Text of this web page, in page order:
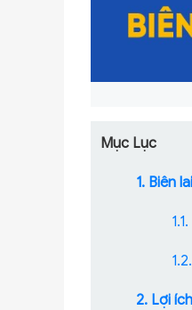
Mục Lục
1. Biên
2. Lợi